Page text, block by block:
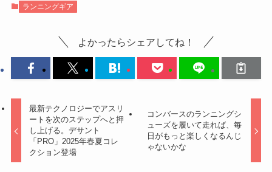
ランニングギア
よかったらシェアしてね！
最新テクノロジーでアスリ
ートを次のステップへと押
し上げる。デサント
「PRO」2025年春夏コレ
クション登場
コンバースのランニングシ
ューズを履いて走れば、毎
日がもっと楽しくなるんじ
ゃないかな